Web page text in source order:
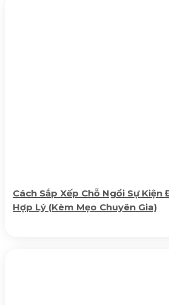
Cách Sắp Xếp Chỗ Ngồi Sự Kiện
Hợp Lý (Kèm Mẹo Chuyên Gia)